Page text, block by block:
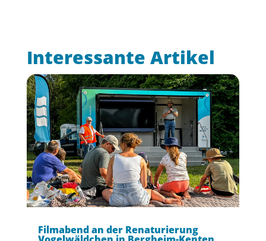
Interessante Artikel
Filmabend an der Renaturierung